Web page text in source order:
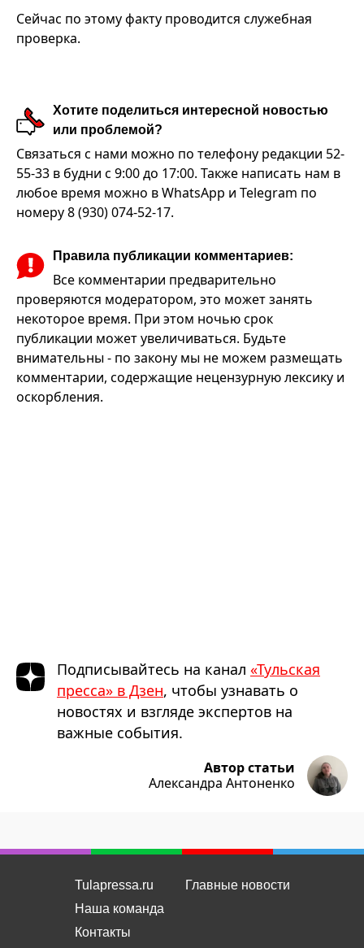
Сейчас по этому факту проводится служебная
проверка.
Хотите поделиться интересной новостью
или проблемой?
Связаться с нами можно по телефону редакции 52-
55-33 в будни с 9:00 до 17:00. Также написать нам в
любое время можно в WhatsApp и Telegram по
номеру 8 (930) 074-52-17.
Правила публикации комментариев:
Все комментарии предварительно
проверяются модератором, это может занять
некоторое время. При этом ночью срок
публикации может увеличиваться. Будьте
внимательны - по закону мы не можем размещать
комментарии, содержащие нецензурную лексику и
оскорбления.
Подписывайтесь на канал «Тульская
пресса» в Дзен, чтобы узнавать о
новостях и взгляде экспертов на
важные события.
Автор статьи
Александра Антоненко
Tulapressa.ru
Наша команда
Контакты
Главные новости